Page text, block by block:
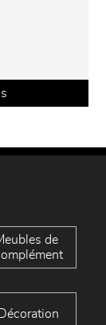
de
Décoration